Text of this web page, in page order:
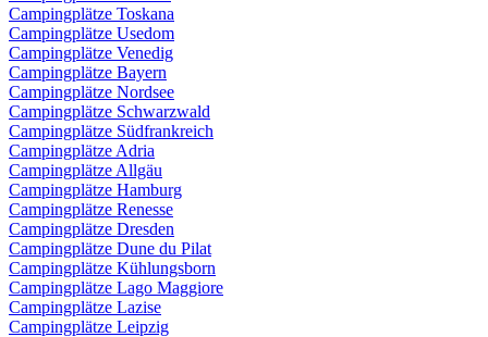
Campingplätze Toskana
Campingplätze Usedom
Campingplätze Venedig
Campingplätze Bayern
Campingplätze Nordsee
Campingplätze Schwarzwald
Campingplätze Südfrankreich
Campingplätze Adria
Campingplätze Allgäu
Campingplätze Hamburg
Campingplätze Renesse
Campingplätze Dresden
Campingplätze Dune du Pilat
Campingplätze Kühlungsborn
Campingplätze Lago Maggiore
Campingplätze Lazise
Campingplätze Leipzig